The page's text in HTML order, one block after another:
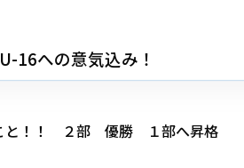
16への意気込み！
と！！ ２部 優勝 １部へ昇格